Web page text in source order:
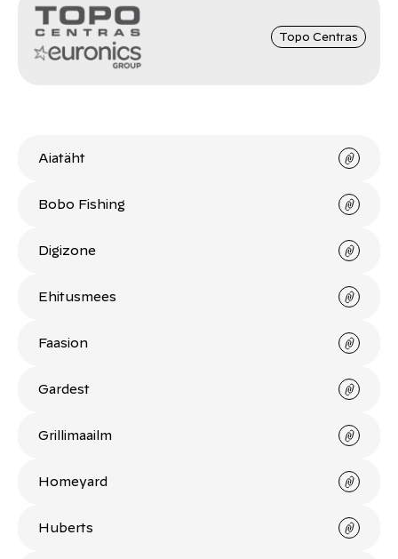
Topo Centras
Aiatäht
Bobo Fishing
Digizone
Ehitusmees
Faasion
Gardest
Grillimaailm
Homeyard
Huberts